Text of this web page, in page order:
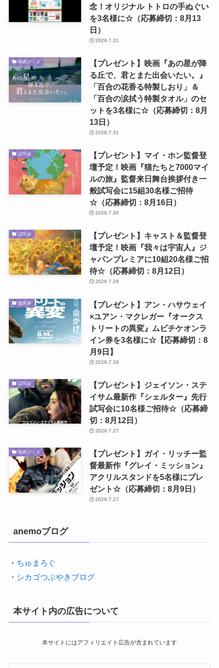
念！オリジナル トトロの手ぬぐい
を3名様に☆（応募締切：8月13
日）
2026.7.31
映画グッズ
【プレゼント】映画『あの星が降
る丘で、君とまた出会いたい。』
「百合の花香る特製しおり」＆
「百合の涙拭う特製タオル」のセ
ットを3名様に☆（応募締切：8月
13日）
2026.7.31
試写会
【プレゼント】マイ・ホン監督登
壇予定！映画『猫たちと7000マイ
ルの旅』監督来日舞台挨拶付き一
般試写会に15組30名様ご招待
☆（応募締切：8月16日）
2026.7.30
試写会
【プレゼント】キャスト＆監督登
壇予定！映画『我々は宇宙人』ジ
ャパンプレミアに10組20名様ご招
待☆（応募締切：8月12日）
2026.7.29
鑑賞券
【プレゼント】アン・ハサウェイ
×ユアン・マクレガー『オークス
トリートの異変』ムビチケオンラ
イン券を3名様に☆【応募締切：8
月9日】
2026.7.28
試写会
【プレゼント】ジェイソン・ステ
イサム最新作『シェルター』先行
試写会に10名様ご招待☆（応募締
切：8月12日）
2026.7.27
映画グッズ
【プレゼント】ガイ・リッチー監
督最新作『グレイ・ミッション』
アクリルスタンドを5名様にプレ
ゼント☆（応募締切：8月9日）
2026.7.27
anemoブログ
・ ちゅまろぐ
・ シカゴつぶやきブログ
本サイト内の広告について
本サイトにはアフィリエイト広告が含まれています